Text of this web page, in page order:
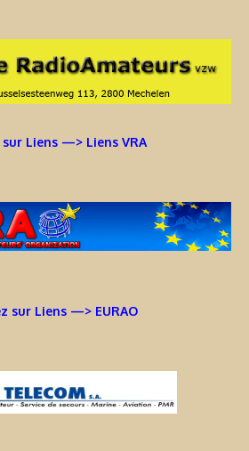
Liens —> Liens VRA
sur Liens —> EURAO